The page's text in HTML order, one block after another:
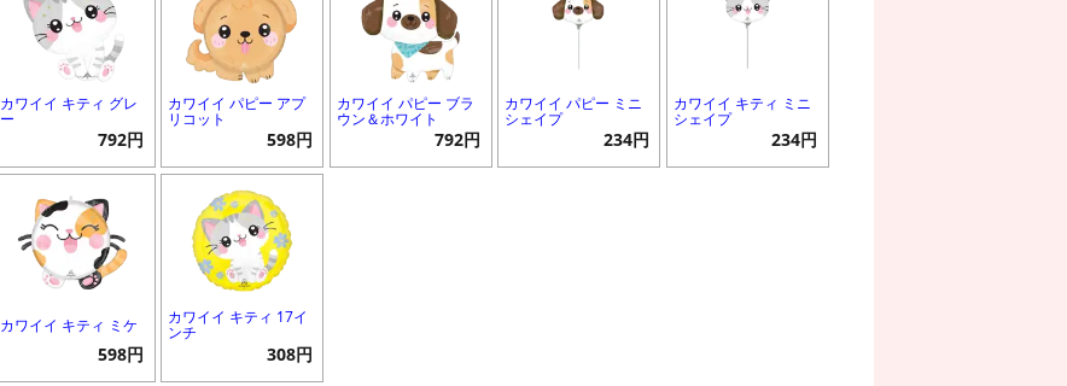
カワイイ キティ グレ
ー
792円
カワイイ パピー アプ
リコット
598円
カワイイ パピー ブラ
ウン＆ホワイト
792円
カワイイ パピー ミニ
シェイプ
234円
カワイイ キティ ミニ
シェイプ
234円
カワイイ キティ ミケ
598円
カワイイ キティ 17イ
ンチ
308円